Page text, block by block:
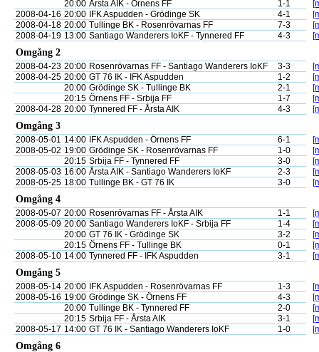
20:00 Årsta AIK - Örnens FF 1-1
2008-04-16 20:00 IFK Aspudden - Grödinge SK 4-1
2008-04-18 20:00 Tullinge BK - Rosenrövarnas FF 7-3
2008-04-19 13:00 Santiago Wanderers IoKF - Tynnered FF 4-3
Omgång 2
2008-04-23 20:00 Rosenrövarnas FF - Santiago Wanderers IoKF 3-3
2008-04-25 20:00 GT 76 IK - IFK Aspudden 1-2
20:00 Grödinge SK - Tullinge BK 2-1
20:15 Örnens FF - Srbija FF 1-7
2008-04-28 20:00 Tynnered FF - Årsta AIK 4-3
Omgång 3
2008-05-01 14:00 IFK Aspudden - Örnens FF 6-1
2008-05-02 19:00 Grödinge SK - Rosenrövarnas FF 1-0
20:15 Srbija FF - Tynnered FF 3-0
2008-05-03 16:00 Årsta AIK - Santiago Wanderers IoKF 2-3
2008-05-25 18:00 Tullinge BK - GT 76 IK 3-0
Omgång 4
2008-05-07 20:00 Rosenrövarnas FF - Årsta AIK 1-1
2008-05-09 20:00 Santiago Wanderers IoKF - Srbija FF 1-4
20:00 GT 76 IK - Grödinge SK 3-2
20:15 Örnens FF - Tullinge BK 0-1
2008-05-10 14:00 Tynnered FF - IFK Aspudden 3-1
Omgång 5
2008-05-14 20:00 IFK Aspudden - Rosenrövarnas FF 1-3
2008-05-16 19:00 Grödinge SK - Örnens FF 4-3
20:00 Tullinge BK - Tynnered FF 2-0
20:15 Srbija FF - Årsta AIK 3-1
2008-05-17 14:00 GT 76 IK - Santiago Wanderers IoKF 1-0
Omgång 6